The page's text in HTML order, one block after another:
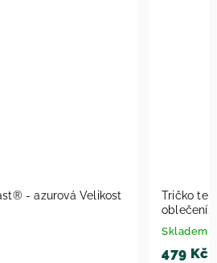
- azurová Velikost
Tričko
oblečení:
Skladem
479 Kč